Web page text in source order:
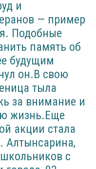
и
— пример
Подобные
память об
будущим
он.В свою
тыла
за внимание и
жизнь.Еще
акции стала
школьников с